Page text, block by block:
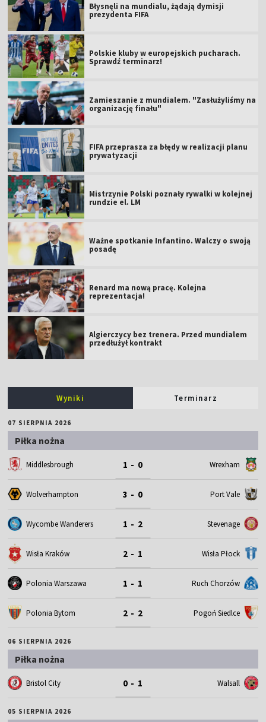
Błysnęli na mundialu, żądają dymisji
prezydenta FIFA
Polskie kluby w europejskich pucharach.
Sprawdź terminarz!
Zamieszanie z mundialem. "Zasłużyliśmy na
organizację finału"
FIFA przeprasza za błędy w realizacji planu
prywatyzacji
Mistrzynie Polski poznały rywalki w kolejnej
rundzie el. LM
Ważne spotkanie Infantino. Walczy o swoją
posadę
Renard ma nową pracę. Kolejna
reprezentacja!
Algierczycy bez trenera. Przed mundialem
przedłużył kontrakt
Wyniki Terminarz
07 SIERPNIA 2026
Piłka nożna
Middlesbrough 1 - 0 Wrexham
Wolverhampton 3 - 0 Port Vale
Wycombe Wanderers 1 - 2 Stevenage
Wisła Kraków 2 - 1 Wisła Płock
Polonia Warszawa 1 - 1 Ruch Chorzów
Polonia Bytom 2 - 2 Pogoń Siedlce
06 SIERPNIA 2026
Piłka nożna
Bristol City 0 - 1 Walsall
05 SIERPNIA 2026